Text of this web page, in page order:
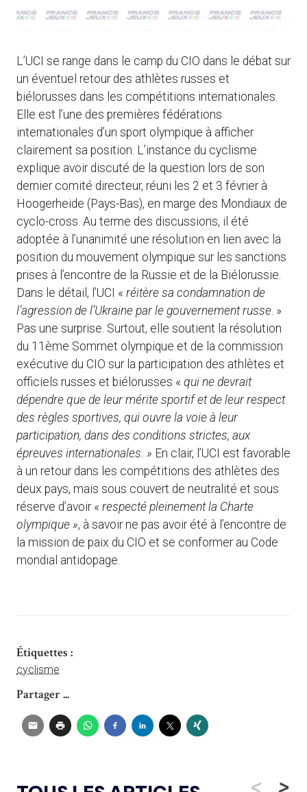
L’UCI se range dans le camp du CIO dans le débat sur
un éventuel retour des athlètes russes et
biélorusses dans les compétitions internationales.
Elle est l’une des premières fédérations
internationales d’un sport olympique à afficher
clairement sa position. L’instance du cyclisme
explique avoir discuté de la question lors de son
dernier comité directeur, réuni les 2 et 3 février à
Hoogerheide (Pays-Bas), en marge des Mondiaux de
cyclo-cross. Au terme des discussions, il été
adoptée à l’unanimité une résolution en lien avec la
position du mouvement olympique sur les sanctions
prises à l’encontre de la Russie et de la Biélorussie.
Dans le détail, l’UCI « réitère sa condamnation de
l’agression de l’Ukraine par le gouvernement russe. »
Pas une surprise. Surtout, elle soutient la résolution
du 11ème Sommet olympique et de la commission
exécutive du CIO sur la participation des athlètes et
officiels russes et biélorusses « qui ne devrait
dépendre que de leur mérite sportif et de leur respect
des règles sportives, qui ouvre la voie à leur
participation, dans des conditions strictes, aux
épreuves internationales. » En clair, l’UCI est favorable
à un retour dans les compétitions des athlètes des
deux pays, mais sous couvert de neutralité et sous
réserve d’avoir « respecté pleinement la Charte
olympique », à savoir ne pas avoir été à l’encontre de
la mission de paix du CIO et se conformer au Code
mondial antidopage.
Étiquettes :
cyclisme
Partager ...